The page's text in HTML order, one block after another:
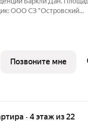
ООО СЗ "Островский
премиум-класса
Позвоните мне
· 4 этаж из 22